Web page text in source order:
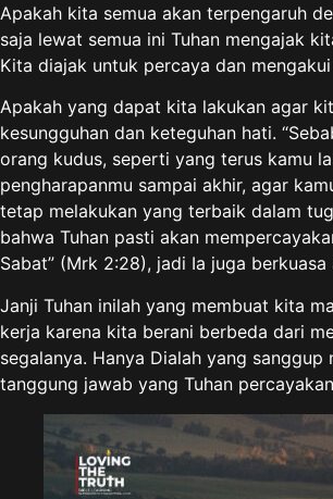
Apakah kita semua akan terpengaruh
saja lewat semua ini Tuhan mengajak
Kita diajak untuk percaya dan
Apakah yang dapat kita lakukan agar
kesungguhan dan keteguhan hati.
orang kudus, seperti yang terus kamu
pengharapanmu sampai akhir, agar
tetap melakukan yang terbaik dalam
bahwa Tuhan pasti akan
Sabat” (Mrk 2:28), jadi Ia juga
Janji Tuhan inilah yang membuat kita
kerja karena kita berani berbeda dari
segalanya. Hanya Dialah yang
tanggung jawab yang Tuhan